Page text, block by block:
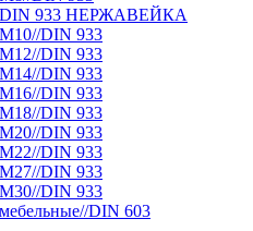
DIN 933 НЕРЖАВЕЙКА
DIN 933
DIN 933
DIN 933
DIN 933
DIN 933
DIN 933
DIN 933
DIN 933
DIN 933
DIN 603